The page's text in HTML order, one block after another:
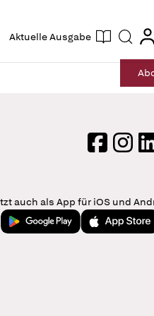
Aktuelle Ausgabe Suche
login
Facebook
auch als App für iOS und
Jetzt bei Google PlayLaden im App